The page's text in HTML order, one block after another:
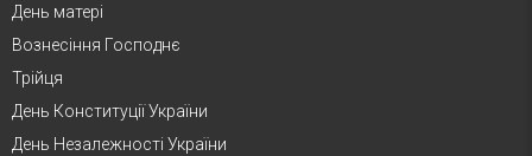
День матері
Вознесіння Господнє
Трійця
День Конституції України
День Незалежності України